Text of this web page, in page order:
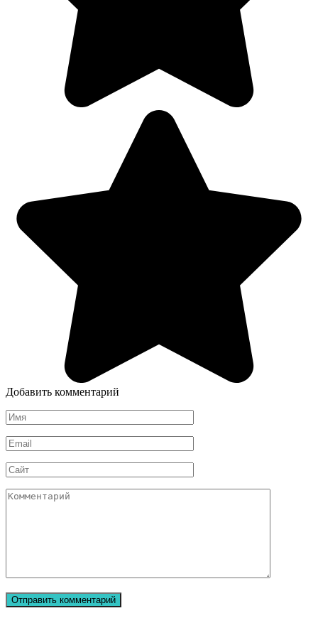
Добавить комментарий
Имя
Email
Сайт
Комментарий